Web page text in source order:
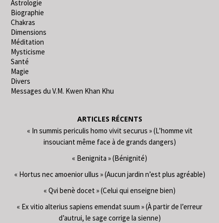
Astrologie
Biographie
Chakras
Dimensions
Méditation
Mysticisme
Santé
Magie
Divers
Messages du V.M. Kwen Khan Khu
ARTICLES RÉCENTS
« In summis periculis homo vivit securus » (L’homme vit
insouciant même face à de grands dangers)
« Benignita » (Bénignité)
« Hortus nec amoenior ullus » (Aucun jardin n’est plus agréable)
« Qvi benè docet » (Celui qui enseigne bien)
« Ex vitio alterius sapiens emendat suum » (À partir de l’erreur
d’autrui, le sage corrige la sienne)